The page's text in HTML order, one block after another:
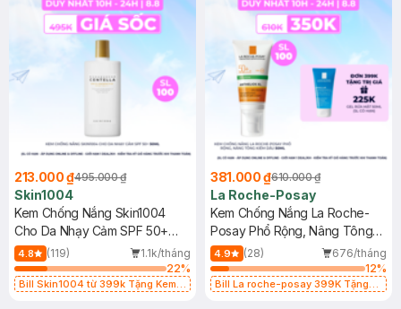
213.000 ₫495.000 ₫
Skin1004
Kem Chống Nắng Skin1004
Cho Da Nhạy Cảm SPF 50+
50ml
4.8 (119)
1.1k/tháng
22%
Bill Skin1004 từ 399k Tặng Kem
381.000 ₫610.000 ₫
La Roche-Posay
Kem Chống Nắng La Roche-
Posay Phổ Rộng, Nâng Tông
Kiềm Dầu 50ml
4.9 (28)
676/tháng
12%
Bill La roche-posay 399K Tặng